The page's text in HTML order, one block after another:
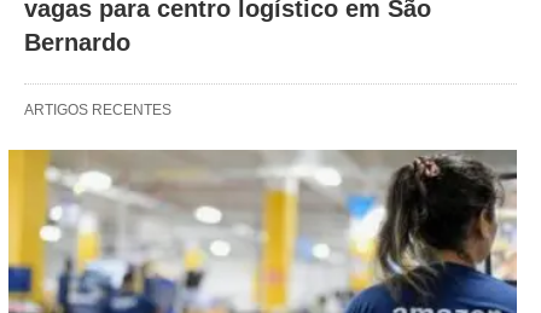
vagas para centro logístico em São
Bernardo
ARTIGOS RECENTES